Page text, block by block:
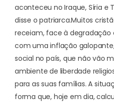
aconteceu no Iraque, Síria e
disse o patriarca.Muitos
receiam, face à
com uma inflação
social no país, que não vão
ambiente de liberdade
para as suas famílias. A
forma que, hoje em dia,